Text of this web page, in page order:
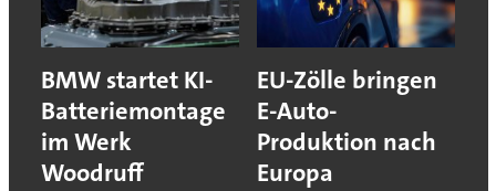
BMW startet KI-
Batteriemontage
im Werk
Woodruff
EU-Zölle bringen
E-Auto-
Produktion nach
Europa